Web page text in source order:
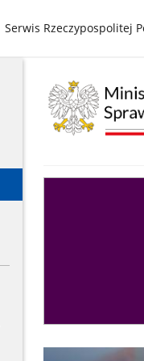
gov.pl
Serwis Rzeczypospolitej